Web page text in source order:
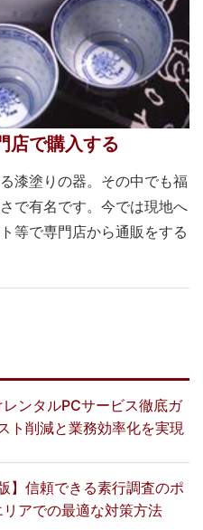
店で購入する
漆塗りの器。その中でも福
で有名です。今では現地へ
等で専門店から通販をする
ンタルPCサービス徹底ガ
ト削減と業務効率化を実現
】信頼できる素行調査のポ
アでの最適な対策方法